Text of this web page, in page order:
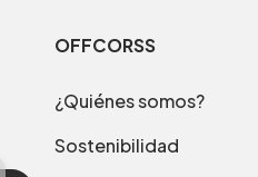
OFFCORSS
¿Quiénes somos?
Sostenibilidad